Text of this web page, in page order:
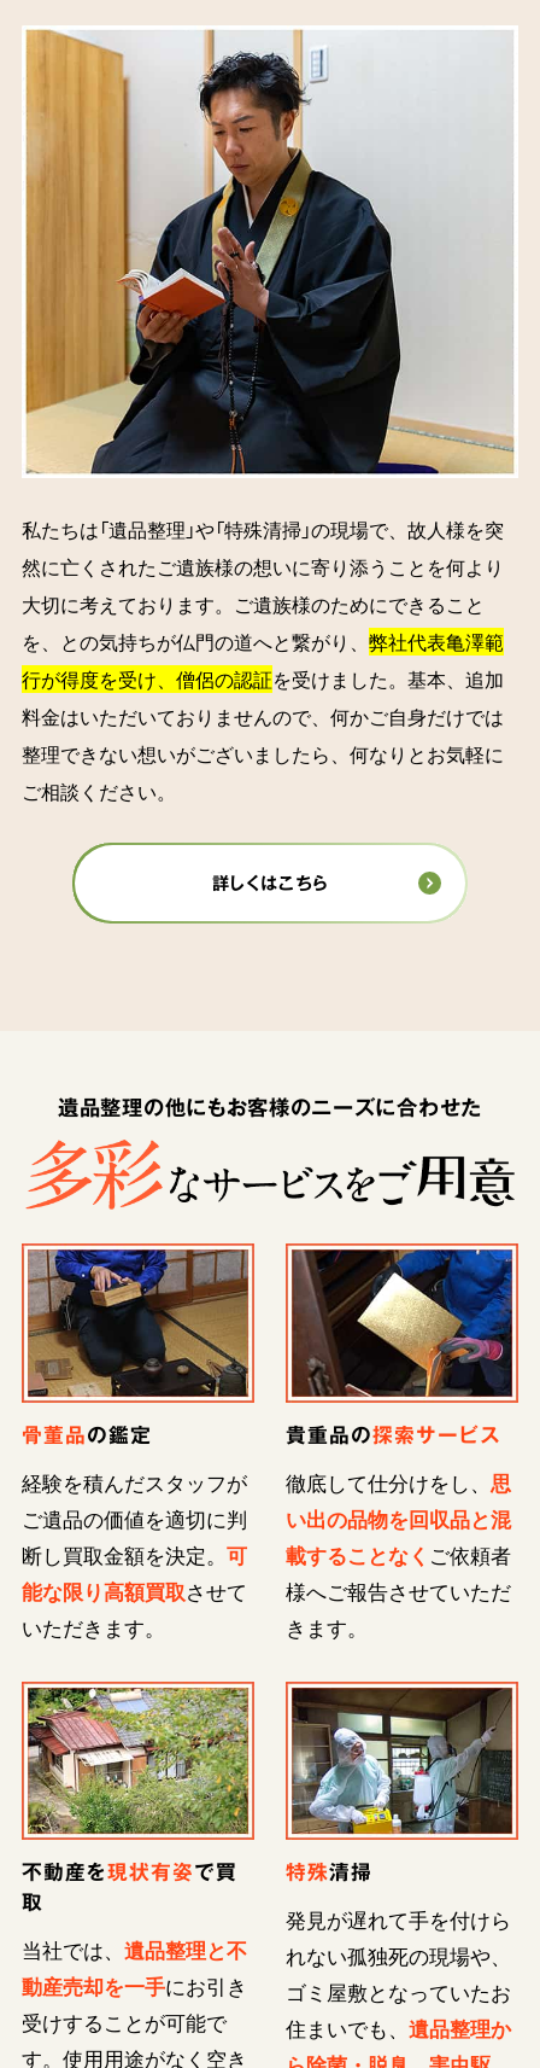
私たちは「遺品整理」や「特殊清掃」の現場で、故人様を突
然に亡くされたご遺族様の想いに寄り添うことを何より
大切に考えております。ご遺族様のためにできること
を、との気持ちが仏門の道へと繋がり、 弊社代表亀澤範
行が得度を受け、僧侶の認証を受けました。基本、追加
料金はいただいておりませんので、何かご自身だけでは
整理できない想いがございましたら、何なりとお気軽に
ご相談ください。
詳しくはこちら
遺品整理の他にもお客様のニーズに合わせた
骨董品の鑑定
経験を積んだスタッフが
ご遺品の価値を適切に判
断し買取金額を決定。 可
能な限り高額買取させて
いただきます。
貴重品の探索サービス
徹底して仕分けをし、 思
い出の品物を回収品と混
載することなく ご依頼者
様へご報告させていただ
きます。
不動産を現状有姿で買
取
当社では、 遺品整理と不
動産売却を一手にお引き
受けすることが可能で
す。使用用途がなく空き
特殊清掃
発見が遅れて手を付けら
れない孤独死の現場や、
ゴミ屋敷となっていたお
住まいでも、 遺品整理か